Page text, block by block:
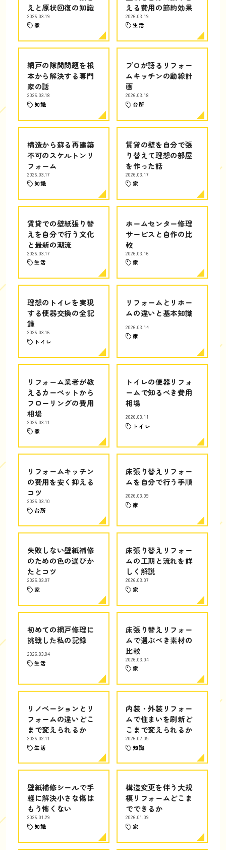
えと原状回復の知識
2026.03.19
家
える費用の節約効果
2026.03.19
生活
網戸の隙間問題を根
本から解決する専門
家の話
2026.03.18
知識
プロが語るリフォー
ムキッチンの動線計
画
2026.03.18
台所
構造から蘇る再建築
不可のスケルトンリ
フォーム
2026.03.17
知識
賃貸の壁を自分で張
り替えて理想の部屋
を作った話
2026.03.17
家
賃貸での壁紙張り替
えを自分で行う文化
と最新の潮流
2026.03.17
生活
ホームセンター修理
サービスと自作の比
較
2026.03.16
家
理想のトイレを実現
する便器交換の全記
録
2026.03.16
トイレ
リフォームとリホー
ムの違いと基本知識
2026.03.14
家
リフォーム業者が教
えるカーペットから
フローリングの費用
相場
2026.03.11
家
トイレの便器リフォ
ームで知るべき費用
相場
2026.03.11
トイレ
リフォームキッチン
の費用を安く抑える
コツ
2026.03.10
台所
床張り替えリフォー
ムを自分で行う手順
2026.03.09
家
失敗しない壁紙補修
のための色の選びか
たとコツ
2026.03.07
家
床張り替えリフォー
ムの工期と流れを詳
しく解説
2026.03.07
家
初めての網戸修理に
挑戦した私の記録
2026.03.04
生活
床張り替えリフォー
ムで選ぶべき素材の
比較
2026.03.04
家
リノベーションとリ
フォームの違いどこ
まで変えられるか
2026.02.11
生活
内装・外装リフォー
ムで住まいを刷新ど
こまで変えられるか
2026.02.05
知識
壁紙補修シールで手
軽に解決小さな傷は
もう怖くない
2026.01.29
知識
構造変更を伴う大規
模リフォームどこま
でできるか
2026.01.09
家